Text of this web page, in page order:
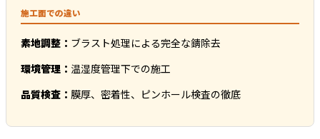
施工面での違い
素地調整： ブラスト処理による完全な錆除去
環境管理： 温湿度管理下での施工
品質検査： 膜厚、密着性、ピンホール検査の徹底